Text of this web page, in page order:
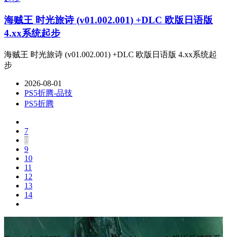
海贼王 时光旅诗 (v01.002.001) +DLC 欧版日语版
4.xx系统起步
海贼王 时光旅诗 (v01.002.001) +DLC 欧版日语版 4.xx系统起
步
2026-08-01
PS5折腾-品技
PS5折腾
7
8
9
10
11
12
13
14